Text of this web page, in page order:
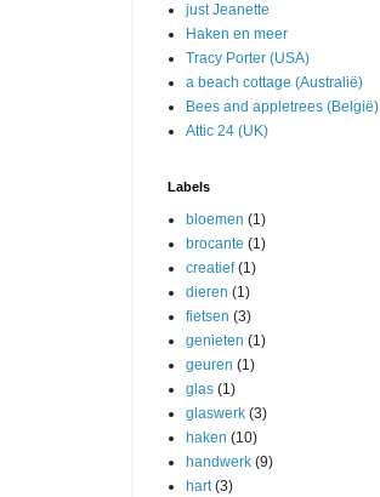
just Jeanette
Haken en meer
Tracy Porter (USA)
a beach cottage (Australië)
Bees and appletrees (België)
Attic 24 (UK)
Labels
bloemen (1)
brocante (1)
creatief (1)
dieren (1)
fietsen (3)
genieten (1)
geuren (1)
glas (1)
glaswerk (3)
haken (10)
handwerk (9)
hart (3)